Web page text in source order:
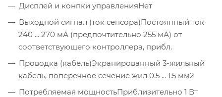
Дисплей и конпки управленияНет
Выходной сигнал (ток сенсора)Постоянный ток
240 ... 270 мА (предпочтительно 255 мА) от
соответствующего контроллера, прибл.
Проводка (кабель)Экранированный 3-жильный
кабель, поперечное сечение жил 0.5 ... 1.5 мм2
Потребляемая мощностьПриблизительно 1 Вт